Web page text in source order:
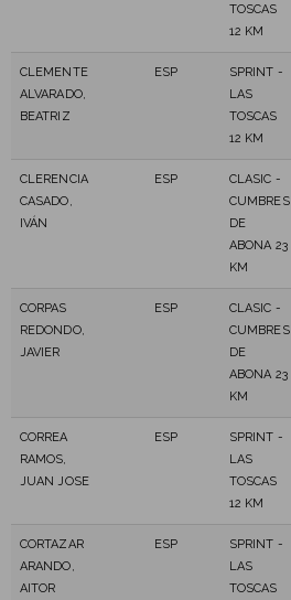
TOSCAS
12 KM
CLEMENTE
ALVARADO,
BEATRIZ
ESP
SPRINT -
LAS
TOSCAS
12 KM
CLERENCIA
CASADO,
IVÁN
ESP
CLASIC -
CUMBRES
DE
ABONA 23
KM
CORPAS
REDONDO,
JAVIER
ESP
CLASIC -
CUMBRES
DE
ABONA 23
KM
CORREA
RAMOS,
JUAN JOSE
ESP
SPRINT -
LAS
TOSCAS
12 KM
CORTAZAR
ARANDO,
AITOR
ESP
SPRINT -
LAS
TOSCAS